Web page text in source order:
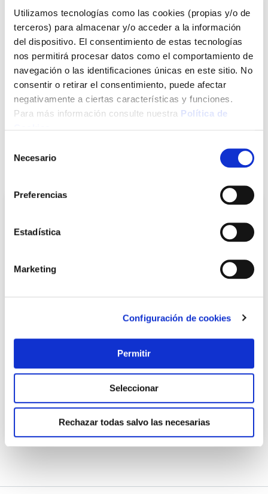
Utilizamos tecnologías como las cookies (propias y/o de
terceros) para almacenar y/o acceder a la información
del dispositivo. El consentimiento de estas tecnologías
nos permitirá procesar datos como el comportamiento de
navegación o las identificaciones únicas en este sitio. No
consentir o retirar el consentimiento, puede afectar
negativamente a ciertas características y funciones.
Para más información consulte nuestra Política de
Necesario
Preferencias
Estadística
Marketing
Configuración de cookies
Permitir
Seleccionar
Rechazar todas salvo las necesarias
Click&Collect - Recogida gratis
en nuestras tiendas
Envío a domicilio:
5 días hábiles
+ INFO
Tyrolit
13,47 €
Añadir al carrito